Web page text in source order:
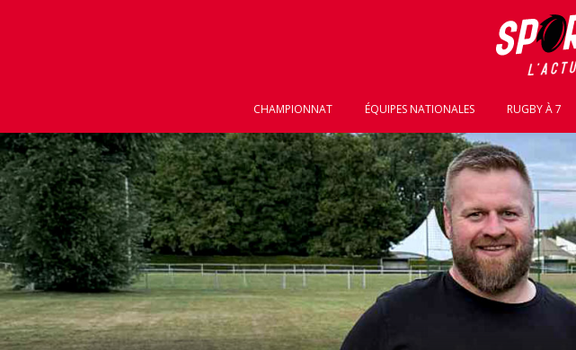
CHAMPIONNAT ÉQUIPES NATIONALES RUGBY À 7